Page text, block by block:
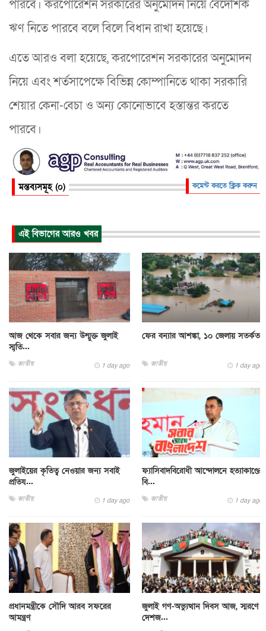
পারবে। করপোরেশন সরকারের অনুমোদন নিয়ে বৈদেশিক
ঋণ নিতে পারবে বলে বিলে বিধান রাখা হয়েছে।
এতে আরও বলা হয়েছে, করপোরেশন সরকারের অনুমোদন
নিয়ে এবং শর্তসাপেক্ষে বিভিন্ন কোম্পানিতে থাকা সরকারি
শেয়ার কেনা-বেচা ও অন্য কোনোভাবে হস্তান্তর করতে
পারবে।
মন্তব্যসমূহ (০) কমেন্ট করতে ক্লিক করুন
এই বিভাগের আরও খবর
আজ থেকে সবার জন্য উন্মুক্ত জুলাই
স্মৃতি...
জাতীয় 1 day ago
ফের বন্যার আশঙ্কা, ১০ জেলায় সতর্কতা
জাতীয় 1 day ago
জুলাইয়ের কৃতিত্ব নেওয়ার জন্য সবাই
প্রতিয...
জাতীয় 1 day ago
ফ্যাসিবাদবিরোধী আন্দোলনে হত্যাকাণ্ডের
বি...
জাতীয় 1 day ago
প্রধানমন্ত্রীকে সৌদি আরব সফরের
আমন্ত্রণ
জুলাই গণ-অভ্যুত্থান দিবস আজ, স্মরণে
দেশজ...